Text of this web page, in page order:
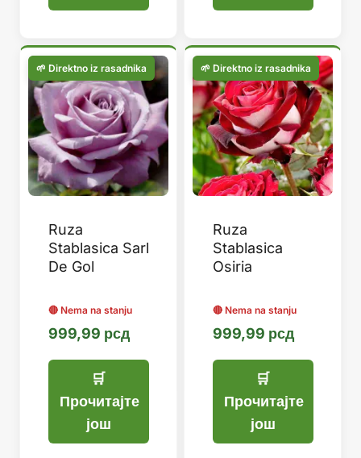
Ruza
Stablasica Sarl
De Gol
999,99 рсд
Прочитајте
још
Ruza
Stablasica
Osiria
999,99 рсд
Прочитајте
још